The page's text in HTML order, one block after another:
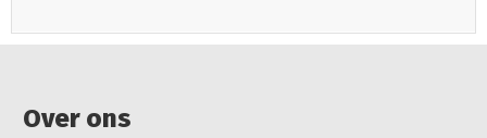
Over ons